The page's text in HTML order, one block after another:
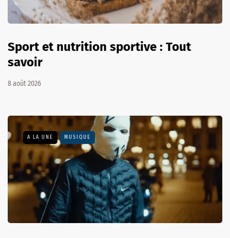
Sport et nutrition sportive : Tout
savoir
8 août 2026
A LA UNE MUSIQUE